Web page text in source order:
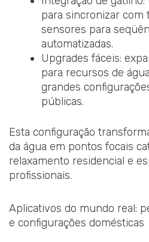
para sincronizar com
sensores para
automatizadas.
Upgrades fáceis:
para recursos de
grandes
públicas.
Esta configuração
da água em pontos focais
relaxamento residencial e
profissionais.
Aplicativos do mundo real:
e configurações domésticas